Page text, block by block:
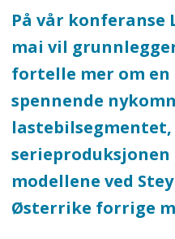
På vår konferanse
mai vil
fortelle mer om en
spennende
lastebilsegmentet,
serieproduksjonen
modellene ved
Østerrike forrige